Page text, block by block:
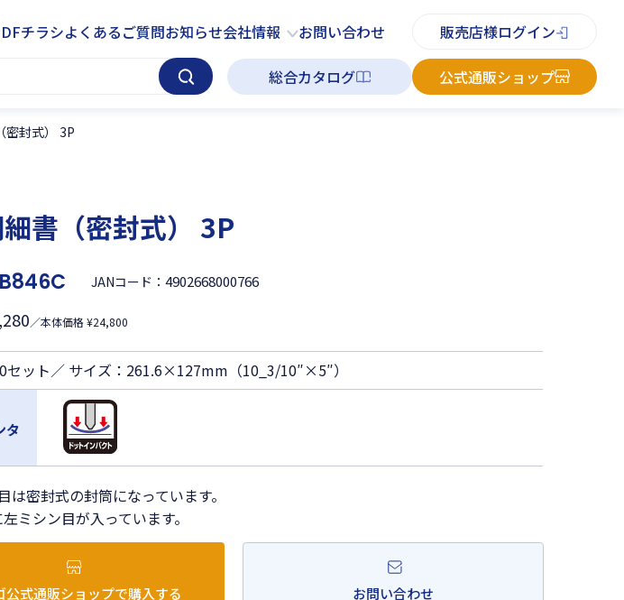
チラシよくあるご質問お知らせ会社情報 お問い合わせ 販売店様ログイン
総合カタログ 公式通販ショップ
サービス サポート PDFチラシ よくあるご質問 お知らせ お問い合わせ
密封式） 3P
書（密封式） 3P
JANコード：4902668000766
／本体価格 ¥24,800
セット／ サイズ：261.6×127mm（10_3/10″×5″）
タ
は密封式の封筒になっています。
ミシン目が入っています。
公式通販ショップで購入する お問い合わせ